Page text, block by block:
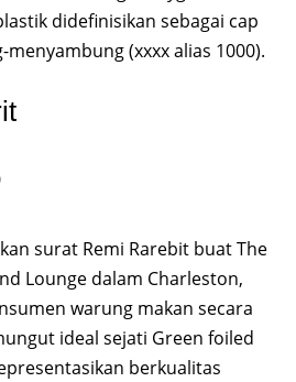
didefinisikan sebagai cap
(xxxx alias 1000).
surat Remi Rarebit buat The
Lounge dalam Charleston,
warung makan secara
ideal sejati Green foiled
berkualitas